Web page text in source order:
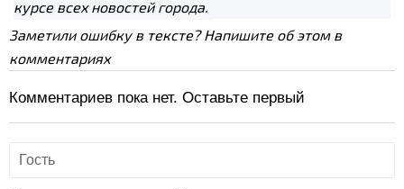
курсе всех новостей города.
Заметили ошибку в тексте? Напишите об этом в
комментариях
Комментариев пока нет. Оставьте первый